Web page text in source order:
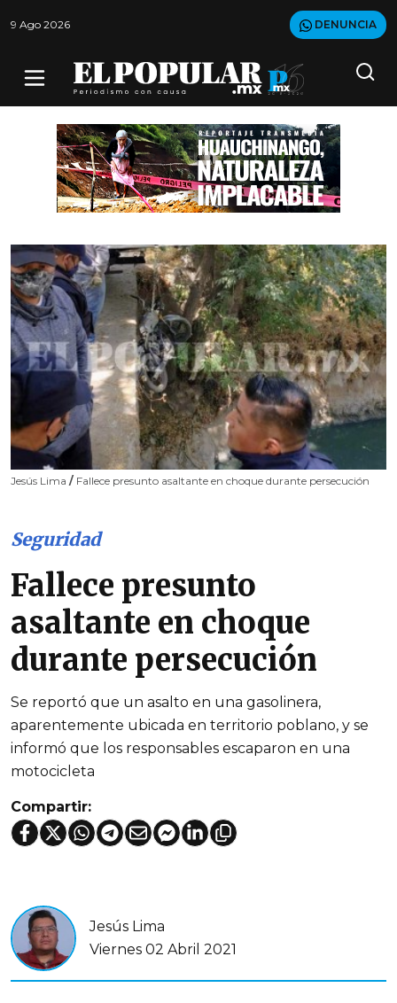
9 Ago 2026 DENUNCIA
Jesús Lima / Fallece presunto asaltante en choque durante persecución
Seguridad
Fallece presunto
asaltante en choque
durante persecución
Se reportó que un asalto en una gasolinera,
aparentemente ubicada en territorio poblano, y se
informó que los responsables escaparon en una
motocicleta
Compartir:
Jesús Lima
Viernes 02 Abril 2021